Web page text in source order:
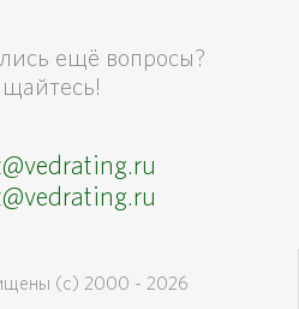
(с) 2000 - 2026
ещё вопросы?